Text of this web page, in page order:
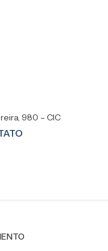
980 – CIC